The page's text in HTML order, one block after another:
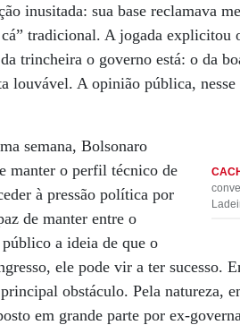
inusitada: sua base reclamava
tradicional. A jogada explicitou
trincheira o governo está: o da
louvável. A opinião pública,
semana, Bolsonaro
manter o perfil técnico de
à pressão política por
de manter entre o
a ideia de que o
ele pode vir a ter sucesso.
obstáculo. Pela natureza,
em grande parte por ex-